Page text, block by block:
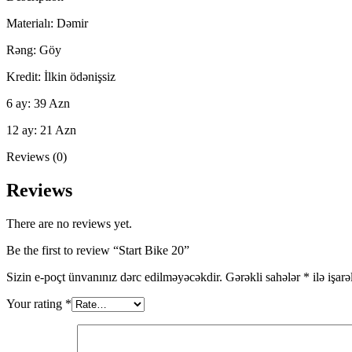
Materialı: Dəmir
Rəng: Göy
Kredit: İlkin ödənişsiz
6 ay: 39 Azn
12 ay: 21 Azn
Reviews (0)
Reviews
There are no reviews yet.
Be the first to review “Start Bike 20”
Sizin e-poçt ünvanınız dərc edilməyəcəkdir. Gərəkli sahələr * ilə
Your rating *